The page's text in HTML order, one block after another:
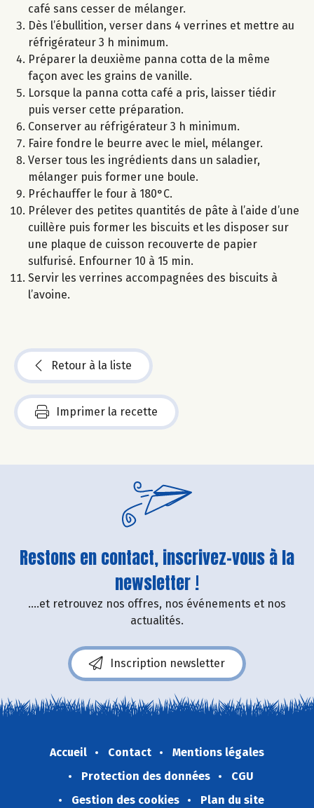
café sans cesser de mélanger.
Dès l’ébullition, verser dans 4 verrines et mettre au
réfrigérateur 3 h minimum.
Préparer la deuxième panna cotta de la même
façon avec les grains de vanille.
Lorsque la panna cotta café a pris, laisser tiédir
puis verser cette préparation.
Conserver au réfrigérateur 3 h minimum.
Faire fondre le beurre avec le miel, mélanger.
Verser tous les ingrédients dans un saladier,
mélanger puis former une boule.
Préchauffer le four à 180°C.
Prélever des petites quantités de pâte à l’aide d’une
cuillère puis former les biscuits et les disposer sur
une plaque de cuisson recouverte de papier
sulfurisé. Enfourner 10 à 15 min.
Servir les verrines accompagnées des biscuits à
l’avoine.
Retour à la liste
Imprimer la recette
Restons en contact, inscrivez-vous à la
newsletter !
....et retrouvez nos offres, nos événements et nos
actualités.
Inscription newsletter
Accueil Contact
Mentions légales
Protection des données
CGU
Gestion des cookies
Plan du site